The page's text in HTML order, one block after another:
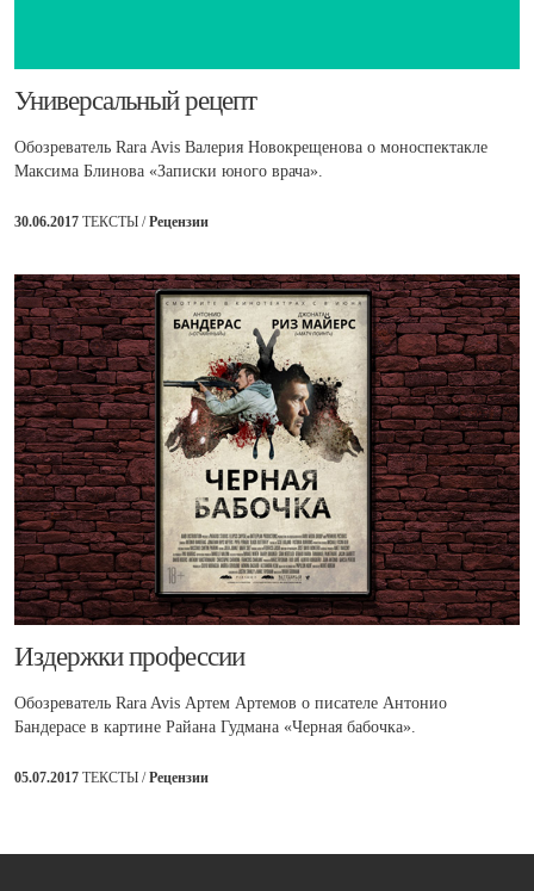
​Универсальный рецепт
Обозреватель Rara Avis Валерия Новокрещенова о моноспектакле
Максима Блинова «Записки юного врача».
30.06.2017 ТЕКСТЫ /Рецензии
Издержки профессии
Обозреватель Rara Avis Артем Артемов о писателе Антонио
Бандерасе в картине Райана Гудмана «Черная бабочка».
05.07.2017 ТЕКСТЫ /Рецензии